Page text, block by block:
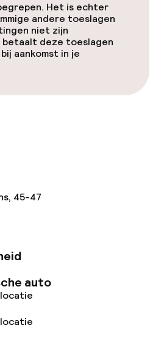
(wasmachine)
Het is echter
andere toeslagen
niet zijn
betaalt deze toeslagen
aankomst in je
45-47
auto